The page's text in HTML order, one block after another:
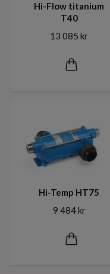
Hi-Flow titanium
T40
13 085 kr
Hi-Temp HT75
9 484 kr